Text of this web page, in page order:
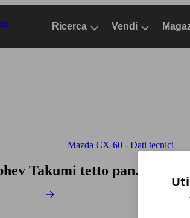
Ricerca Vendi
Mazda CX-60 - Dati tecnici
Takumi tetto pan.